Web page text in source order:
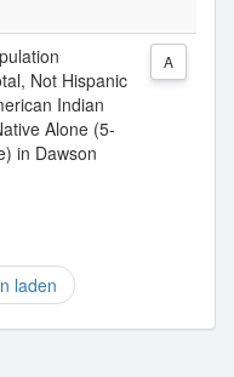
Not Hispanic
Indian
Alone (5-
in Dawson
A
laden